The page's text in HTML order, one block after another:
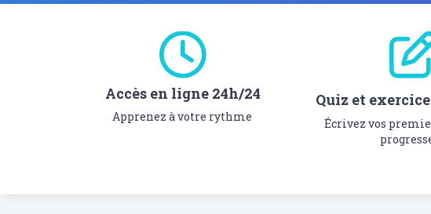
Accès en ligne 24h/24
Apprenez à votre rythme
Quiz et
Écrivez vos